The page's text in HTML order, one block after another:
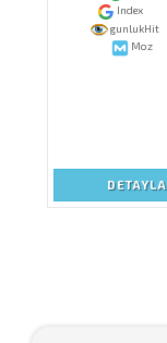
Index
gunlukHit
Moz